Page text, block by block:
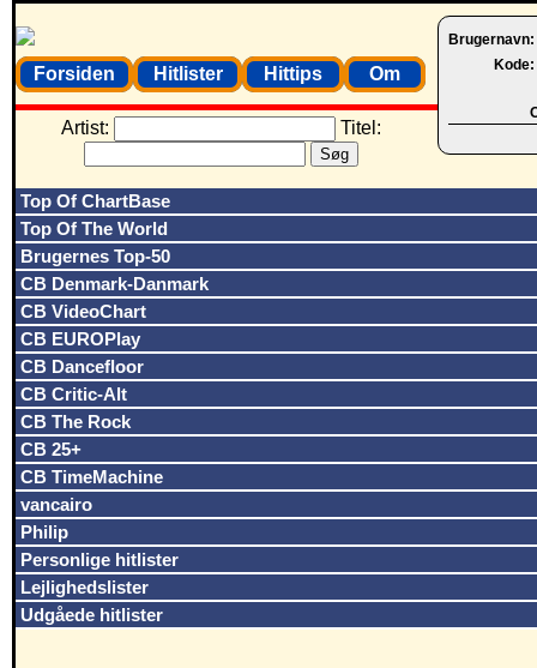
Brugernavn:
Kode:
Forsiden Hitlister Hittips Om
Artist: Titel:
Top Of ChartBase
Top Of The World
Brugernes Top-50
CB Denmark-Danmark
CB VideoChart
CB EUROPlay
CB Dancefloor
CB Critic-Alt
CB The Rock
CB 25+
CB TimeMachine
vancairo
Philip
Personlige hitlister
Lejlighedslister
Udgåede hitlister